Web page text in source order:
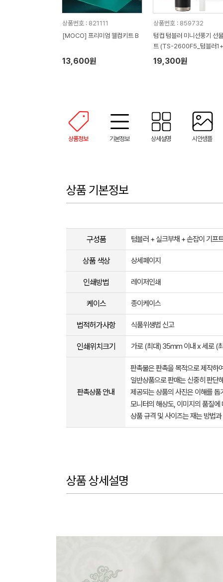
상품번호 : 821111
[MOCO] 프리미엄 웰컴키트 B
13,600원
상품번호 : 859732
텀컵 텀블러 미니선풍기 선
트 (TS-2600F5_텀블러
니선풍기1)
19,300원
상품정보 기본정보 상세설명 시안샘플
상품 기본정보
구성품 텀블러 + 실크부채 + 손잡이 기프
상품 색상 상세페이지
인쇄방법 레이저인쇄
케이스 종이케이스
법적허가사항 식품위생법 신고
인쇄위치크기 가로 (최대) 35mm 이내 x 세로 (
판촉상품 안내
판촉물은 판촉을 목적으로 제작하
일반상품으로 판매는 신중히 판단
제공되는 상품의 사진은 이해를
모니터의 해상도, 이미지의 품질
상품 규격 및 사이즈는 재는 방법
상품 상세설명